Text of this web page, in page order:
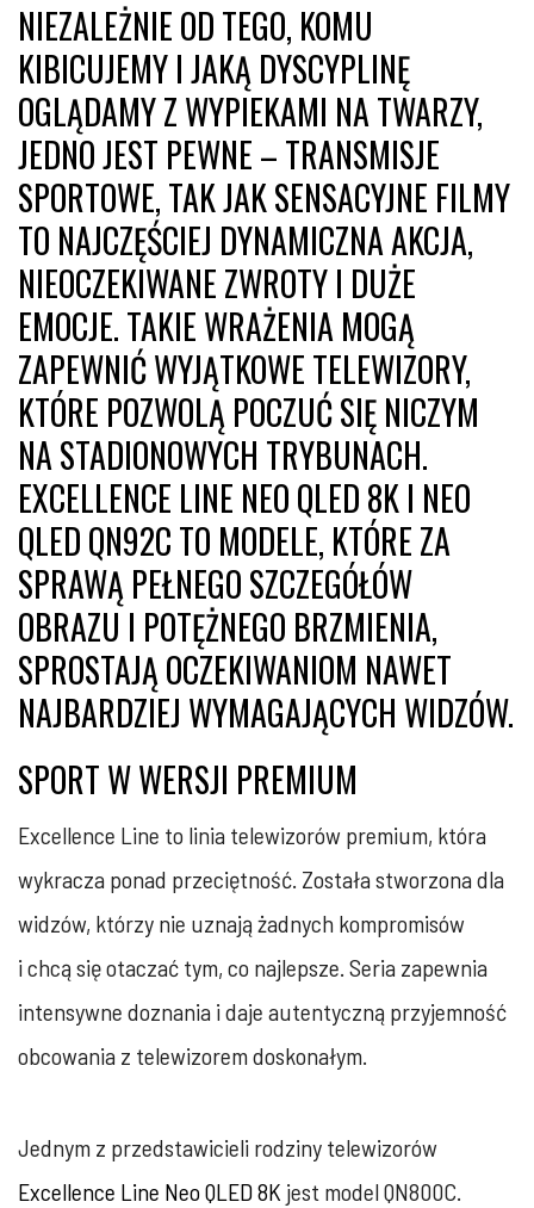
NIEZALEŻNIE OD TEGO, KOMU
KIBICUJEMY I JAKĄ DYSCYPLINĘ
OGLĄDAMY Z WYPIEKAMI NA TWARZY,
JEDNO JEST PEWNE – TRANSMISJE
SPORTOWE, TAK JAK SENSACYJNE FILMY
TO NAJCZĘŚCIEJ DYNAMICZNA AKCJA,
NIEOCZEKIWANE ZWROTY I DUŻE
EMOCJE. TAKIE WRAŻENIA MOGĄ
ZAPEWNIĆ WYJĄTKOWE TELEWIZORY,
KTÓRE POZWOLĄ POCZUĆ SIĘ NICZYM
NA STADIONOWYCH TRYBUNACH.
EXCELLENCE LINE NEO QLED 8K I NEO
QLED QN92C TO MODELE, KTÓRE ZA
SPRAWĄ PEŁNEGO SZCZEGÓŁÓW
OBRAZU I POTĘŻNEGO BRZMIENIA,
SPROSTAJĄ OCZEKIWANIOM NAWET
NAJBARDZIEJ WYMAGAJĄCYCH WIDZÓW.
SPORT W WERSJI PREMIUM
Excellence Line to linia telewizorów premium, która
wykracza ponad przeciętność. Została stworzona dla
widzów, którzy nie uznają żadnych kompromisów
i chcą się otaczać tym, co najlepsze. Seria zapewnia
intensywne doznania i daje autentyczną przyjemność
obcowania z telewizorem doskonałym.
Jednym z przedstawicieli rodziny telewizorów
Excellence Line Neo QLED 8K jest model QN800C.